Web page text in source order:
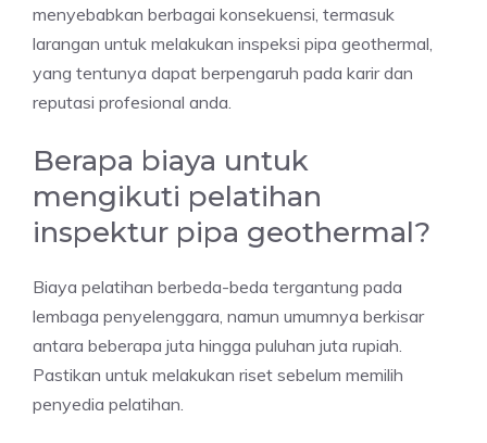
menyebabkan berbagai konsekuensi, termasuk
larangan untuk melakukan inspeksi pipa geothermal,
yang tentunya dapat berpengaruh pada karir dan
reputasi profesional anda.
Berapa biaya untuk
mengikuti pelatihan
inspektur pipa geothermal?
Biaya pelatihan berbeda-beda tergantung pada
lembaga penyelenggara, namun umumnya berkisar
antara beberapa juta hingga puluhan juta rupiah.
Pastikan untuk melakukan riset sebelum memilih
penyedia pelatihan.